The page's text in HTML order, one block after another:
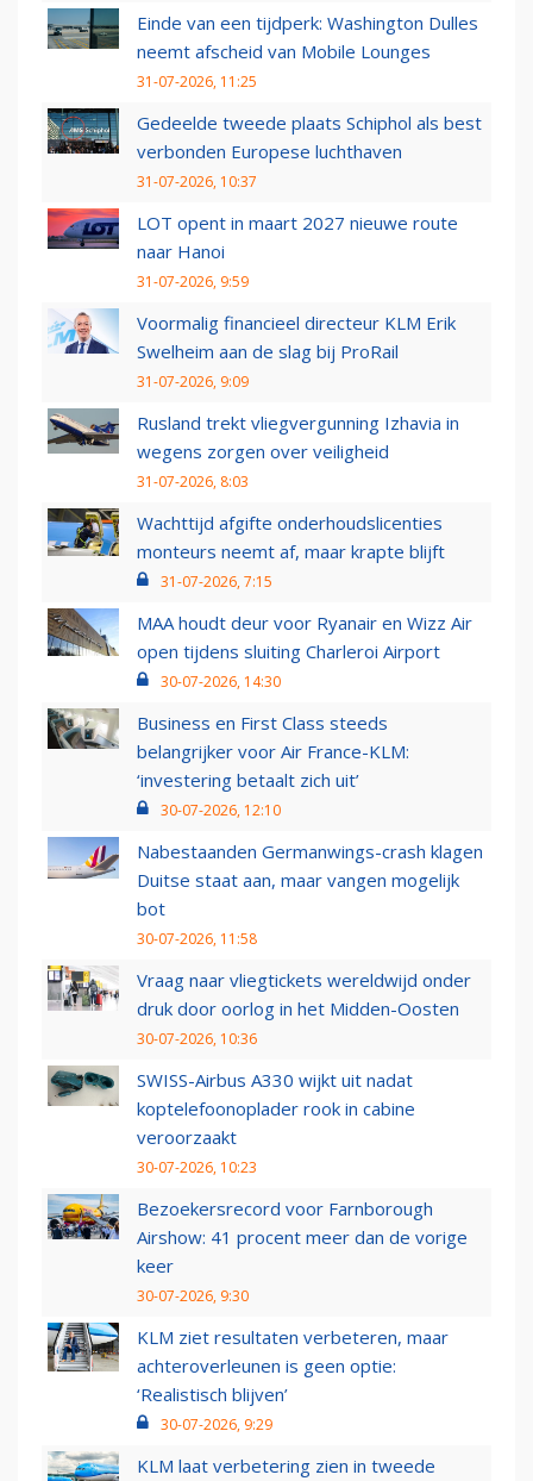
Einde van een tijdperk: Washington Dulles
neemt afscheid van Mobile Lounges
31-07-2026, 11:25
Gedeelde tweede plaats Schiphol als best
verbonden Europese luchthaven
31-07-2026, 10:37
LOT opent in maart 2027 nieuwe route
naar Hanoi
31-07-2026, 9:59
Voormalig financieel directeur KLM Erik
Swelheim aan de slag bij ProRail
31-07-2026, 9:09
Rusland trekt vliegvergunning Izhavia in
wegens zorgen over veiligheid
31-07-2026, 8:03
Wachttijd afgifte onderhoudslicenties
monteurs neemt af, maar krapte blijft
31-07-2026, 7:15
MAA houdt deur voor Ryanair en Wizz Air
open tijdens sluiting Charleroi Airport
30-07-2026, 14:30
Business en First Class steeds
belangrijker voor Air France-KLM:
‘investering betaalt zich uit’
30-07-2026, 12:10
Nabestaanden Germanwings-crash klagen
Duitse staat aan, maar vangen mogelijk
bot
30-07-2026, 11:58
Vraag naar vliegtickets wereldwijd onder
druk door oorlog in het Midden-Oosten
30-07-2026, 10:36
SWISS-Airbus A330 wijkt uit nadat
koptelefoonoplader rook in cabine
veroorzaakt
30-07-2026, 10:23
Bezoekersrecord voor Farnborough
Airshow: 41 procent meer dan de vorige
keer
30-07-2026, 9:30
KLM ziet resultaten verbeteren, maar
achteroverleunen is geen optie:
‘Realistisch blijven’
30-07-2026, 9:29
KLM laat verbetering zien in tweede